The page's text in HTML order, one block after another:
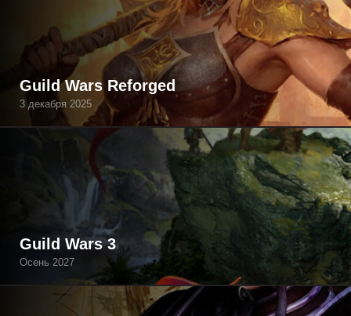
Guild Wars Reforged
3 декабря 2025
Guild Wars 3
Осень 2027